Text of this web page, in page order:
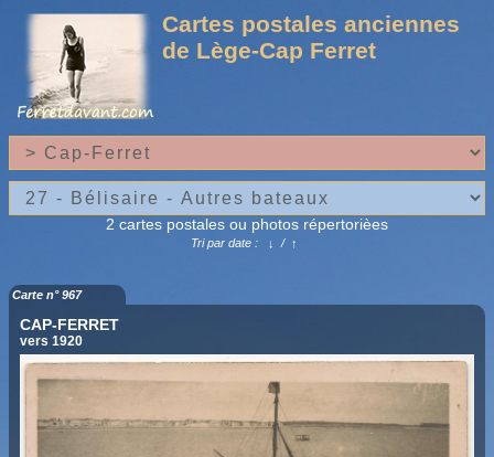
Cartes postales anciennes
de Lège-Cap Ferret
2 cartes postales ou photos répertorièes
Tri par date : ↓ /↑
Carte n° 967
CAP-FERRET
vers 1920